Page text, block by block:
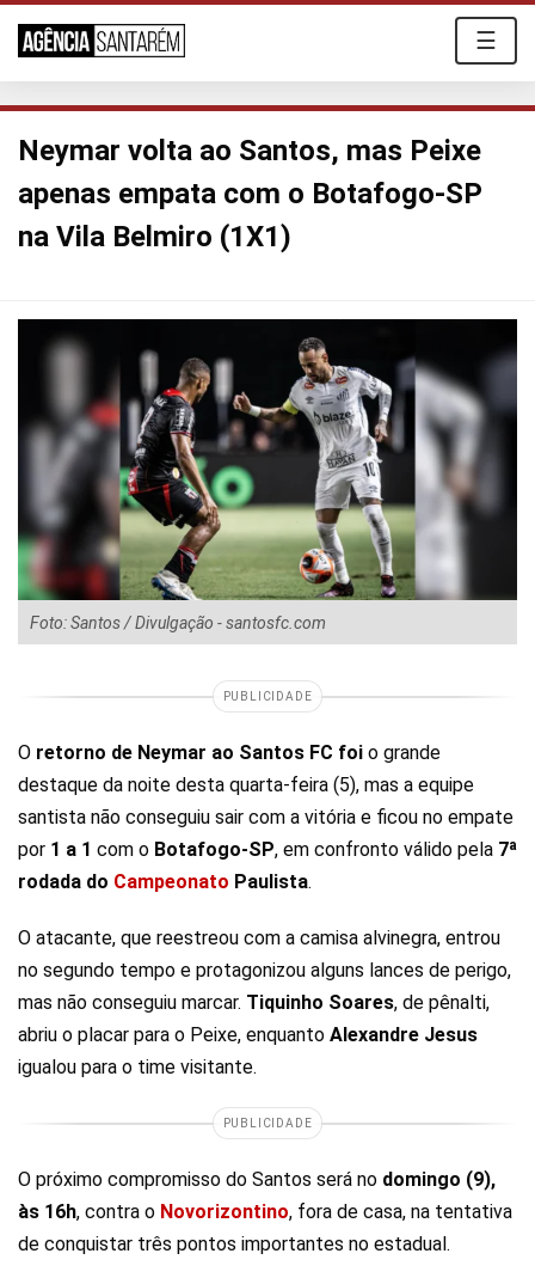
☰
Neymar volta ao Santos, mas Peixe
apenas empata com o Botafogo-SP
na Vila Belmiro (1X1)
Foto: Santos / Divulgação - santosfc.com
PUBLICIDADE
O retorno de Neymar ao Santos FC foi o grande
destaque da noite desta quarta-feira (5), mas a equipe
santista não conseguiu sair com a vitória e ficou no empate
por 1 a 1 com o Botafogo-SP, em confronto válido pela 7ª
rodada do Campeonato Paulista.
O atacante, que reestreou com a camisa alvinegra, entrou
no segundo tempo e protagonizou alguns lances de perigo,
mas não conseguiu marcar. Tiquinho Soares, de pênalti,
abriu o placar para o Peixe, enquanto Alexandre Jesus
igualou para o time visitante.
PUBLICIDADE
O próximo compromisso do Santos será no domingo (9),
às 16h, contra o Novorizontino, fora de casa, na tentativa
de conquistar três pontos importantes no estadual.